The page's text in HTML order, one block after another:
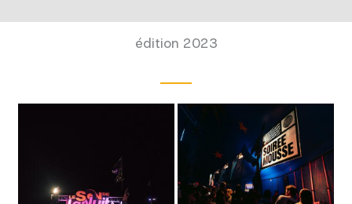
édition 2023